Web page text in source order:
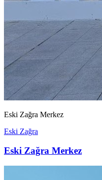
Eski Zağra Merkez
Eski Zağra
Eski Zağra Merkez